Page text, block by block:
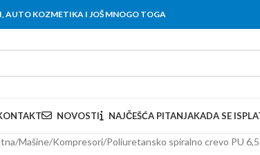
AUTO KOZMETIKA I JOŠ MNOGO TOGA
NOVOSTI NAJČEŠĆA PITANJAKADA SE
Mašine Kompresori Poliuretansko spiralno crevo PU